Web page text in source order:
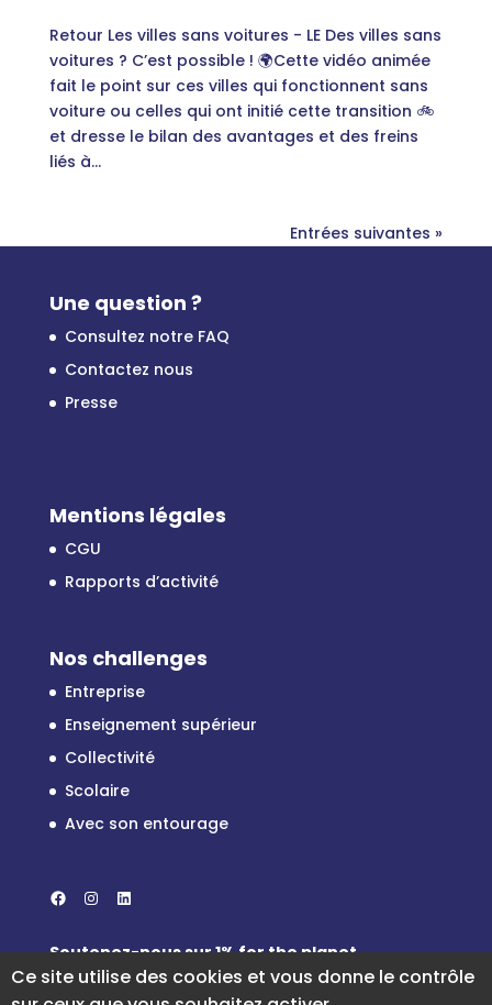
Retour Les villes sans voitures - LE Des villes sans
voitures ? C’est possible ! 🌍Cette vidéo animée
fait le point sur ces villes qui fonctionnent sans
voiture ou celles qui ont initié cette transition 🚲
et dresse le bilan des avantages et des freins
liés à...
Entrées suivantes »
Une question ?
Consultez notre FAQ
Contactez nous
Presse
Mentions légales
CGU
Rapports d’activité
Nos challenges
Entreprise
Enseignement supérieur
Collectivité
Scolaire
Avec son entourage
Facebook Instagram LinkedIn
Soutenez-nous sur1% for the planet
Ce site utilise des cookies et vous donne le contrôle